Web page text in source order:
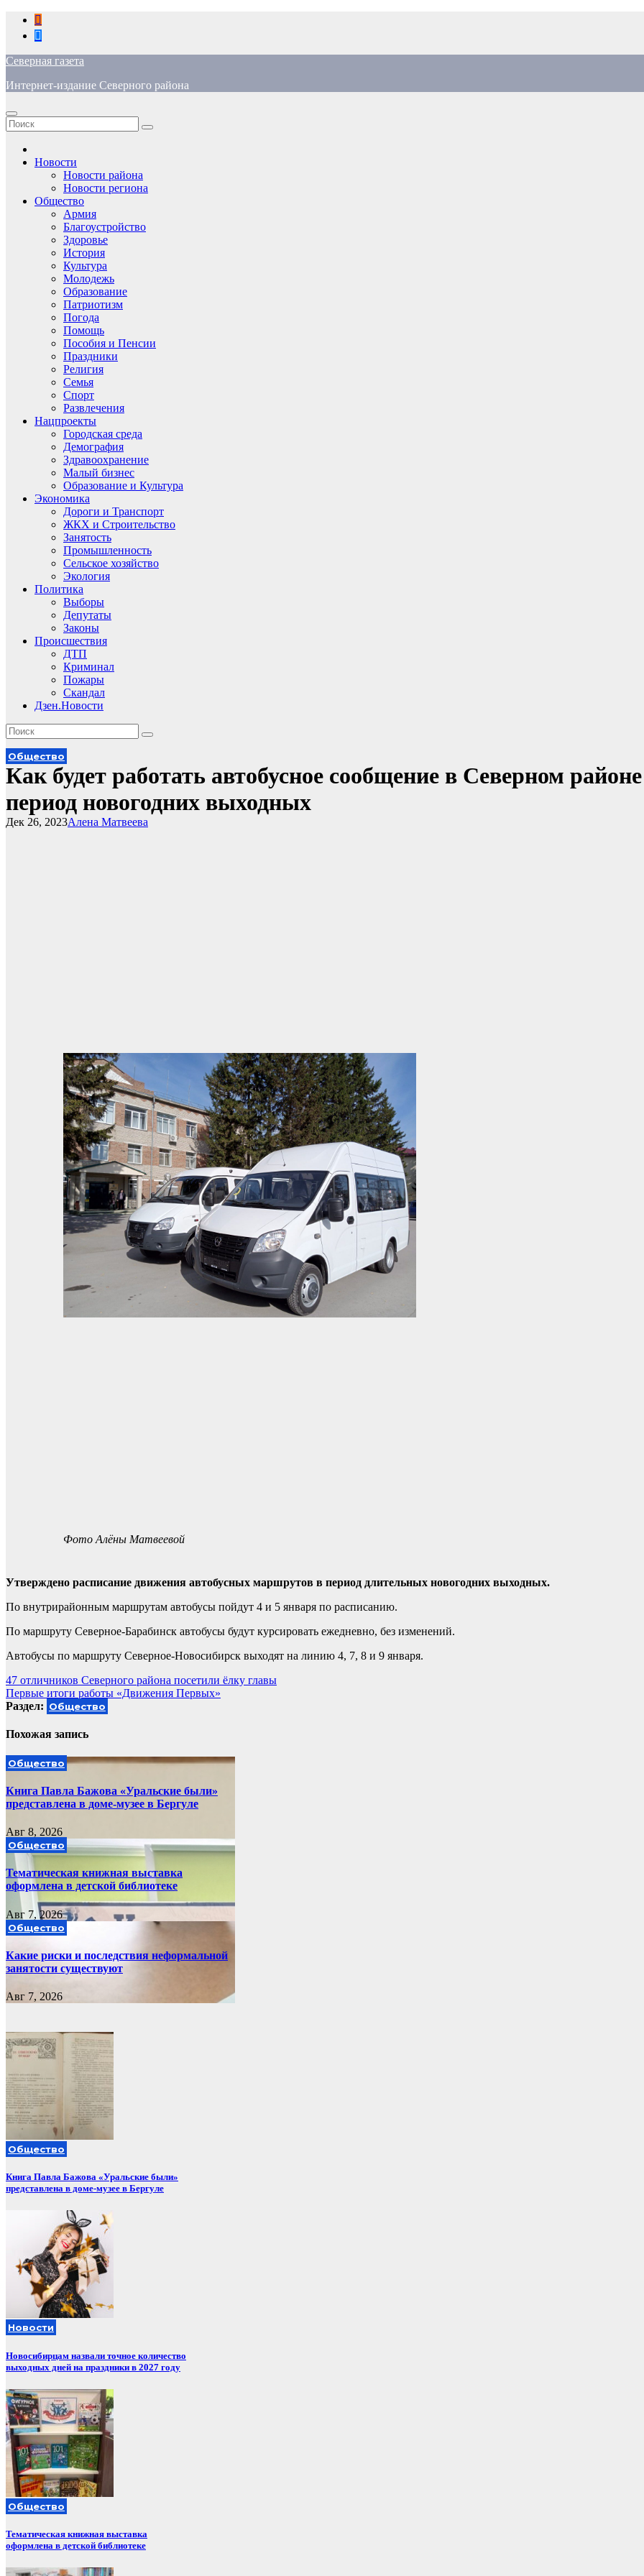
Перейти
содержимому
Северная газета
Интернет-издание Северного района
Новости
Новости района
Новости региона
Общество
Армия
Благоустройство
Здоровье
История
Культура
Молодежь
Образование
Патриотизм
Погода
Помощь
Пособия и Пенсии
Праздники
Религия
Семья
Спорт
Развлечения
Нацпроекты
Городская среда
Демография
Здравоохранение
Малый бизнес
Образование и Культура
Экономика
Дороги и Транспорт
ЖКХ и Строительство
Занятость
Промышленность
Сельское хозяйство
Экология
Политика
Выборы
Депутаты
Законы
Происшествия
ДТП
Криминал
Пожары
Скандал
Дзен.Новости
Общество
Как будет работать автобусное сообщение в Северном
период новогодних выходных
Алена Матвеева
Дек 26, 2023
Фото Алёны Матвеевой
Утверждено расписание движения автобусных маршрутов в период длительных новогодних выходных.
По внутрирайонным маршрутам автобусы пойдут 4 и 5 января по расписанию.
По маршруту Северное-Барабинск автобусы будут курсировать ежедневно, без изменений.
Автобусы по маршруту Северное-Новосибирск выходят на линию 4, 7, 8 и 9 января.
Навигация
по
47 отличников Северного района посетили ёлку главы
Первые итоги работы «Движения Первых»
Раздел: Общество
Похожая запись
Общество
Книга Павла Бажова «Уральские были»
представлена в доме-музее в Бергуле
Авг 8, 2026
Общество
Тематическая книжная выставка
оформлена в детской библиотеке
Авг 7, 2026
Общество
Какие риски и последствия неформальной
занятости существуют
Авг 7, 2026
Общество
Книга Павла Бажова «Уральские были»
представлена в доме-музее в Бергуле
Новости
Новосибирцам назвали точное количество
выходных дней на праздники в 2027 году
Общество
Тематическая книжная выставка
оформлена в детской библиотеке